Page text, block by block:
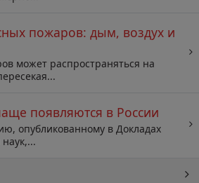
пожаров: дым, воздух и
может распространяться на
появляются в России
опубликованному в Докладах